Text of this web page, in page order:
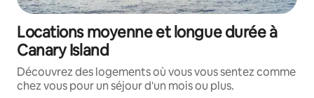
Locations moyenne et longue durée à
Canary Island
Découvrez des logements où vous vous sentez comme
chez vous pour un séjour d'un mois ou plus.